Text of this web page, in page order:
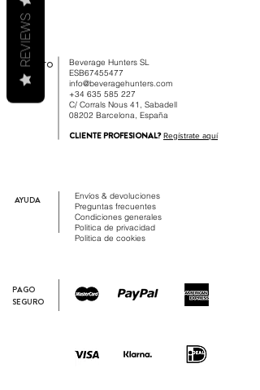
CONTACTO
Beverage Hunters SL
ESB67455477
info@beveragehunters.com
+34 635 585 227
C/ Corrals Nous 41, Sabadell
08202 Barcelona, España
CLIENTE PROFESIONAL? Regístrate aquí
AYUDA
Envíos & devoluciones
Preguntas frecuentes
Condiciones generales
Politica de privacidad
Politica de cookies
PAGO
SEGURO
REVIEWS